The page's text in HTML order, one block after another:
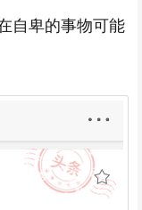
自卑的事物可能